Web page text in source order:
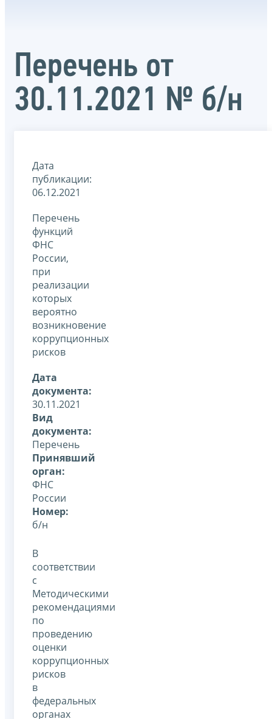
Перечень от
30.11.2021 № б/н
Дата
публикации:
06.12.2021
Перечень
функций
ФНС
России,
при
реализации
которых
вероятно
возникновение
коррупционных
рисков
Дата
документа:
30.11.2021
Вид
документа:
Перечень
Принявший
орган:
ФНС
России
Номер:
б/н
В
соответствии
с
Методическими
рекомендациями
по
проведению
оценки
коррупционных
рисков
в
федеральных
органах